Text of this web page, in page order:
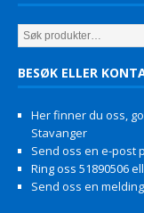
BESØK ELLER
Her finner du oss,
Stavanger
Send oss en e-post
Ring oss 51890506
Send oss en